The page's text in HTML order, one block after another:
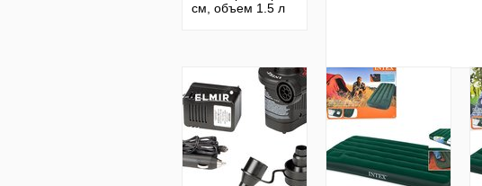
см, объем 1.5 л